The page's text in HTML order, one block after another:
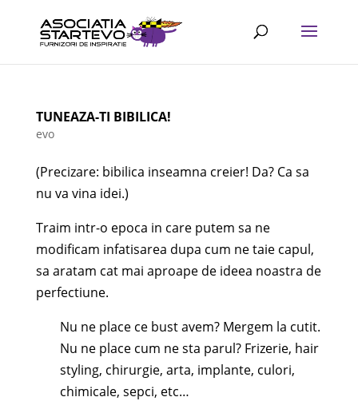
TUNEAZA-TI BIBILICA!
evo
(Precizare: bibilica inseamna creier! Da? Ca sa
nu va vina idei.)
Traim intr-o epoca in care putem sa ne
modificam infatisarea dupa cum ne taie capul,
sa aratam cat mai aproape de ideea noastra de
perfectiune.
Nu ne place ce bust avem? Mergem la cutit.
Nu ne place cum ne sta parul? Frizerie, hair
styling, chirurgie, arta, implante, culori,
chimicale, sepci, etc…